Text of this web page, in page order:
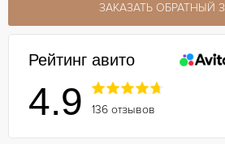
ЗАКАЗАТЬ ОБРАТНЫЙ
Рейтинг авито
4.9 136 отзывов